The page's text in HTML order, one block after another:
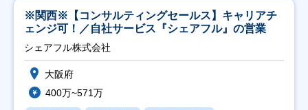
※関西※【コンサルティングセールス】キャリアチ
ェンジ可！／自社サービス『シェアフル』の営業
シェアフル株式会社
大阪府
400万~571万